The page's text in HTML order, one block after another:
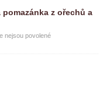
pomazánka z ořechů a
nejsou povolené